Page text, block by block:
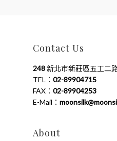
Contact Us
248新北市新莊區五工二
TEL： 02-89904715
FAX： 02-89904253
E-Mail：
About